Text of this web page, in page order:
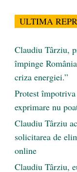
ULTIMA
Claudiu Târziu,
împinge
criza energiei.”
Protest
exprimare nu
Claudiu Târziu
solicitarea de
online
Claudiu Târziu,